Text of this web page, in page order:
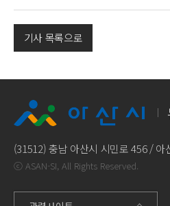
기사 목록으로
(31512) 충남 아산시 시민로 456 /
ⓒ ASAN-SI, All Rights Reserved.